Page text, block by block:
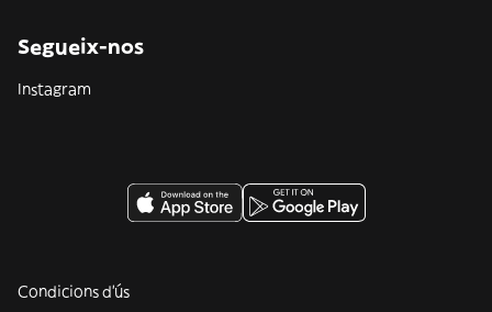
Segueix-nos
Instagram
Condicions d'ús